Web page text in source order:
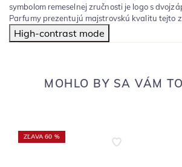
symbolom remeselnej zručnosti je logo s
Parfumy prezentujú majstrovskú kvalitu tejto
High-contrast mode
MOHLO BY SA VÁM
ZĽAVA 60 %